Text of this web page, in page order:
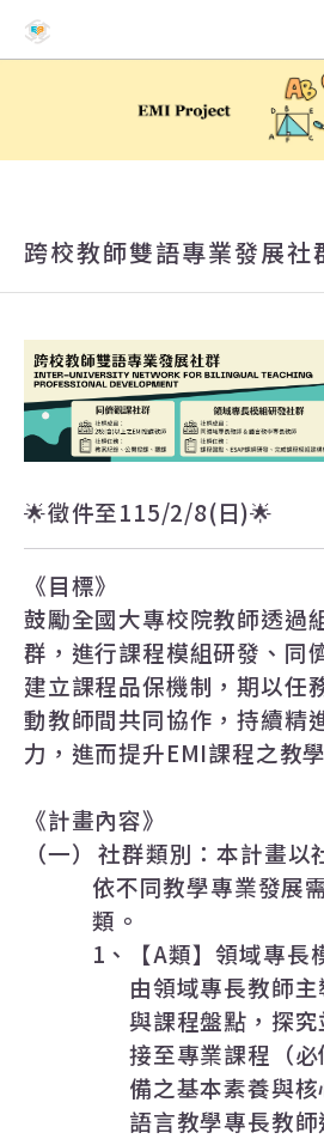
跨校教師雙語專業發展社
🌟徵件至115/2/8(日)🌟
《目標》
鼓勵全國大專校院教師透過
群，進行課程模組研發、同
建立課程品保機制，期以任
動教師間共同協作，持續精
力，進而提升EMI課程之教
《計畫內容》
（一）
社群類別：本計畫以
依不同教學專業發展
類。
1 、【A類】領域專長
由領域專長教師
與課程盤點，探
接至專業課程（
備之基本素養與
語言教學專長教